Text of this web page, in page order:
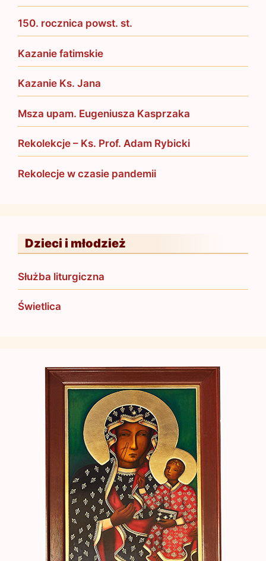
150. rocznica powst. st.
Kazanie fatimskie
Kazanie Ks. Jana
Msza upam. Eugeniusza Kasprzaka
Rekolekcje – Ks. Prof. Adam Rybicki
Rekolecje w czasie pandemii
Dzieci i młodzież
Służba liturgiczna
Świetlica